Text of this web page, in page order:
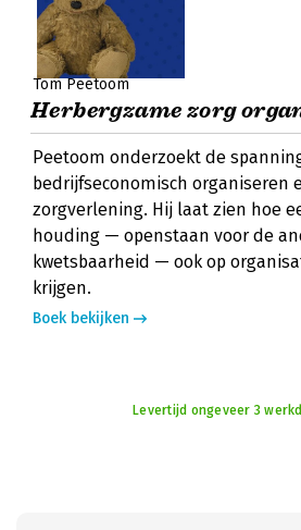
Tom Peetoom
Herbergzame zorg
Peetoom onderzoekt de
bedrijfseconomisch organiseren
zorgverlening. Hij laat zien hoe
houding — openstaan voor de
kwetsbaarheid — ook op
krijgen.
Boek bekijken
Levertijd ongeveer 3